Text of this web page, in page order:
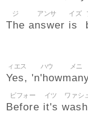
The
ジ
answer
アンサ
is
イズ
Yes,
ィエス
'n'how
ハウ メニ
Before
ビフォー
it's
イツ ワァシ